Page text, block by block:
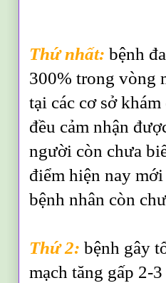
Thứ nhất: bệnh
300% trong vòng
tại các cơ sở
đều cảm nhận
người còn chưa
điểm hiện nay
bệnh nhân còn
Thứ 2: bệnh gây
mạch tăng gấp 2-